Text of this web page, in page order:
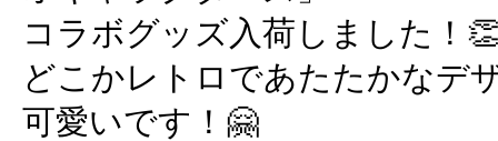
コラボグッズ入荷しました！
どこかレトロであたたかなデ
可愛いです！🤗